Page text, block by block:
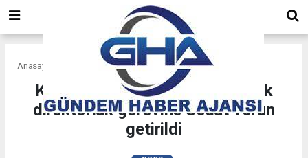
Anasayfa
Karabük İdman Yurdu’nda teknik
direktörlük görevine Sedat Torun
getirildi